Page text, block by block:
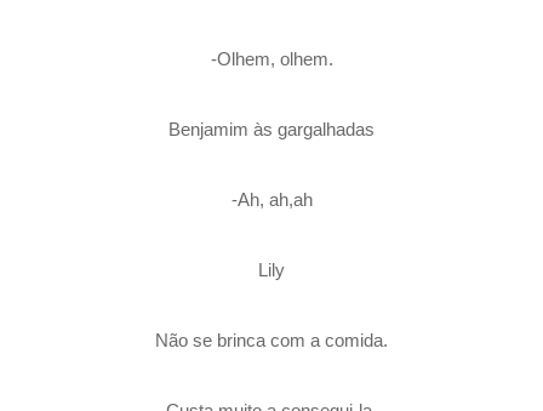
-Olhem, olhem.
Benjamim às gargalhadas
-Ah, ah,ah
Lily
Não se brinca com a comida.